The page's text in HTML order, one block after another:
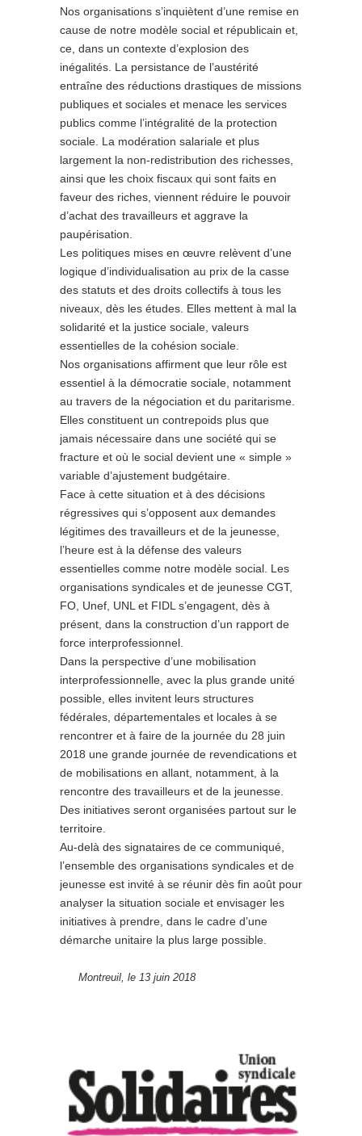
Nos organisations s’inquiètent d’une remise en
cause de notre modèle social et républicain et,
ce, dans un contexte d’explosion des
inégalités. La persistance de l’austérité
entraîne des réductions drastiques de missions
publiques et sociales et menace les services
publics comme l’intégralité de la protection
sociale. La modération salariale et plus
largement la non-redistribution des richesses,
ainsi que les choix fiscaux qui sont faits en
faveur des riches, viennent réduire le pouvoir
d’achat des travailleurs et aggrave la
paupérisation.
Les politiques mises en œuvre relèvent d’une
logique d’individualisation au prix de la casse
des statuts et des droits collectifs à tous les
niveaux, dès les études. Elles mettent à mal la
solidarité et la justice sociale, valeurs
essentielles de la cohésion sociale.
Nos organisations affirment que leur rôle est
essentiel à la démocratie sociale, notamment
au travers de la négociation et du paritarisme.
Elles constituent un contrepoids plus que
jamais nécessaire dans une société qui se
fracture et où le social devient une « simple »
variable d’ajustement budgétaire.
Face à cette situation et à des décisions
régressives qui s’opposent aux demandes
légitimes des travailleurs et de la jeunesse,
l’heure est à la défense des valeurs
essentielles comme notre modèle social. Les
organisations syndicales et de jeunesse CGT,
FO, Unef, UNL et FIDL s’engagent, dès à
présent, dans la construction d’un rapport de
force interprofessionnel.
Dans la perspective d’une mobilisation
interprofessionnelle, avec la plus grande unité
possible, elles invitent leurs structures
fédérales, départementales et locales à se
rencontrer et à faire de la journée du 28 juin
2018 une grande journée de revendications et
de mobilisations en allant, notamment, à la
rencontre des travailleurs et de la jeunesse.
Des initiatives seront organisées partout sur le
territoire.
Au-delà des signataires de ce communiqué,
l’ensemble des organisations syndicales et de
jeunesse est invité à se réunir dès fin août pour
analyser la situation sociale et envisager les
initiatives à prendre, dans le cadre d’une
démarche unitaire la plus large possible.
Montreuil, le 13 juin 2018